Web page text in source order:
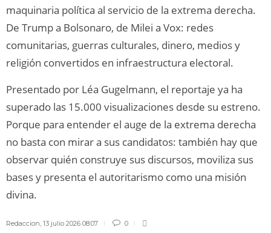
maquinaria política al servicio de la extrema derecha.
De Trump a Bolsonaro, de Milei a Vox: redes
comunitarias, guerras culturales, dinero, medios y
religión convertidos en infraestructura electoral.
Presentado por Léa Gugelmann, el reportaje ya ha
superado las 15.000 visualizaciones desde su estreno.
Porque para entender el auge de la extrema derecha
no basta con mirar a sus candidatos: también hay que
observar quién construye sus discursos, moviliza sus
bases y presenta el autoritarismo como una misión
divina.
Redaccion, 13 julio 2026 08:07 0